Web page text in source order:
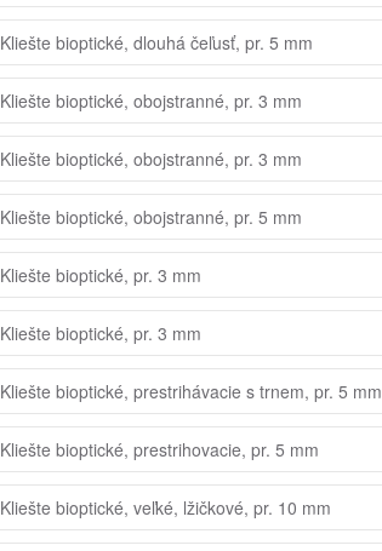
Kliešte bioptické, dlouhá čeľusť, pr. 5 mm
Kliešte bioptické, obojstranné, pr. 3 mm
Kliešte bioptické, obojstranné, pr. 3 mm
Kliešte bioptické, obojstranné, pr. 5 mm
Kliešte bioptické, pr. 3 mm
Kliešte bioptické, pr. 3 mm
Kliešte bioptické, prestrihávacie s trnem, pr. 5 mm
Kliešte bioptické, prestrihovacie, pr. 5 mm
Kliešte bioptické, veľké, lžičkové, pr. 10 mm